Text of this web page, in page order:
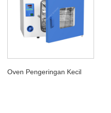
Oven Pengeringan Kecil